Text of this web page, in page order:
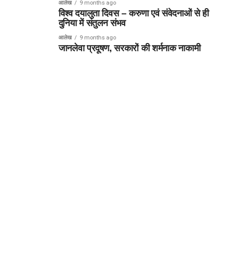
आलेख 9 months ago
विश्व दयालुता दिवस – करुणा एवं संवेदनाओं से ही
दुनिया में संतुलन संभव
आलेख 9 months ago
जानलेवा प्रदूषण, सरकारों की शर्मनाक नाकामी